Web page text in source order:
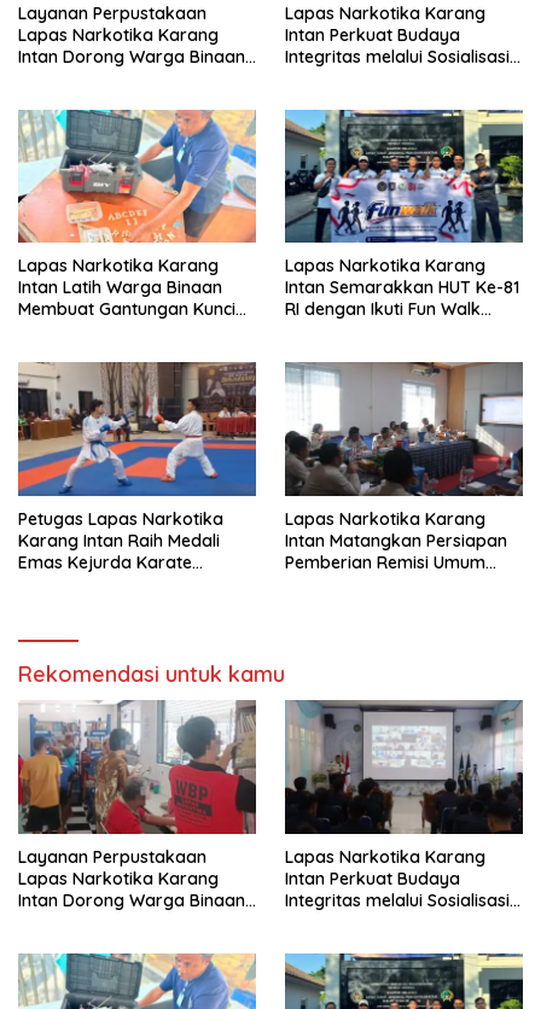
Layanan Perpustakaan
Lapas Narkotika Karang
Intan Dorong Warga Binaan
Lapas Narkotika Karang
Intan Perkuat Budaya
Integritas melalui Sosialisasi
Lapas Narkotika Karang
Intan Latih Warga Binaan
Membuat Gantungan Kunci
Lapas Narkotika Karang
Intan Semarakkan HUT Ke-81
RI dengan Ikuti Fun Walk
Petugas Lapas Narkotika
Karang Intan Raih Medali
Emas Kejurda Karate
Lapas Narkotika Karang
Intan Matangkan Persiapan
Pemberian Remisi Umum
Rekomendasi untuk kamu
Layanan Perpustakaan
Lapas Narkotika Karang
Intan Dorong Warga Binaan
Lapas Narkotika Karang
Intan Perkuat Budaya
Integritas melalui Sosialisasi